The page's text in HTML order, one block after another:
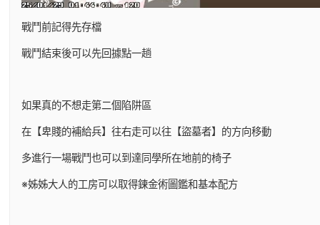
戰鬥前記得先存檔
戰鬥結束後可以先回據點一趟
如果真的不想走第二個陷阱區
在【卑賤的補給兵】往右走可以往【盜墓者】的方向移動
多進行一場戰鬥也可以到達同學所在地前的椅子
※姊姊大人的工房可以取得鍊金術圖鑑和基本配方